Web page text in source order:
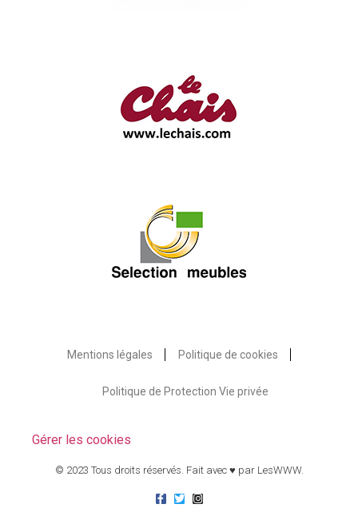
Mentions légales Politique de cookies
Politique de Protection Vie privée
Gérer les cookies
© 2023 Tous droits réservés. Fait avec ♥ par LesWWW.